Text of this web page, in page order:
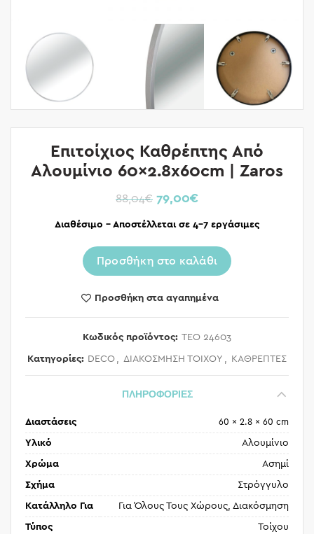
Επιτοίχιος Καθρέπτης Από
Αλουμίνιο 60×2.8x60cm | Zaros
88,04€ 79,00€
Διαθέσιμο – Αποστέλλεται σε 4-7 εργάσιμες
Προσθήκη στο καλάθι
Προσθήκη στα αγαπημένα
Κωδικός προϊόντος: TEO 24603
Κατηγορίες: DECO ΔΙΑΚΟΣΜΗΣΗ ΤΟΙΧΟΥ ΚΑΘΡΕΠΤΕΣ
ΠΛΗΡΟΦΟΡΙΕΣ
Διαστάσεις 60 × 2.8 × 60 cm
Υλικό Αλουμίνιο
Χρώμα Ασημί
Σχήμα Στρόγγυλο
Κατάλληλο Για Για Όλους Τους Χώρους, Διακόσμηση
Τύπος Τοίχου